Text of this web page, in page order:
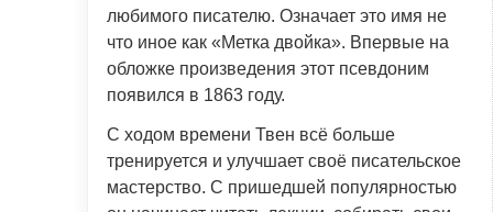
любимого писателю. Означает это имя не
что иное как «Метка двойка». Впервые на
обложке произведения этот псевдоним
появился в 1863 году.
С ходом времени Твен всё больше
тренируется и улучшает своё писательское
мастерство. С пришедшей популярностью